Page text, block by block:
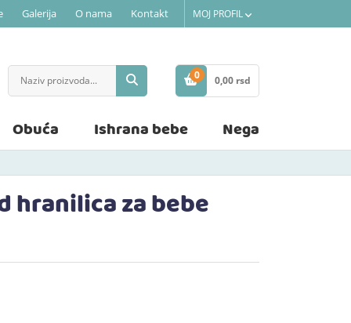
Galerija O nama Kontakt MOJ PROFIL
0
STAVKE
0,00 rsd
Obuća Ishrana bebe Nega
hranilica za bebe